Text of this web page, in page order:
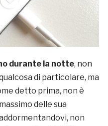
durante la notte, non
di particolare, ma
detto prima, non è
delle sua
non